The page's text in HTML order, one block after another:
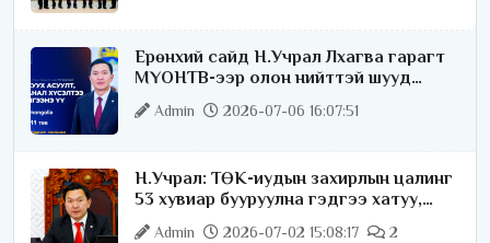
Ерөнхий сайд Н.Учрал Лхагва гарагт
МҮОНТВ-ээр олон нийттэй шууд
ярилцана
Admin 2026-07-06 16:07:51
Н.Учрал: ТӨК-иудын захирлын цалинг
53 хувиар бууруулна гэдгээ хатуу,
хариуцлагатайгаар хэлье
Admin 2026-07-02 15:08:17 2